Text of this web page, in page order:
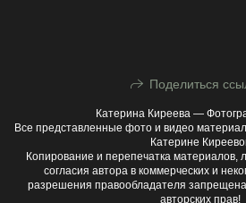
Поделиться
Катерина Киреева —
Все представленные фото и видео
Катерине
Копирование и перепечатка материалов,
согласия автора в коммерческих и
разрешения правообладателя
авторских прав!